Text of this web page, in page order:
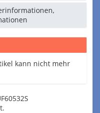
kann nicht mehr